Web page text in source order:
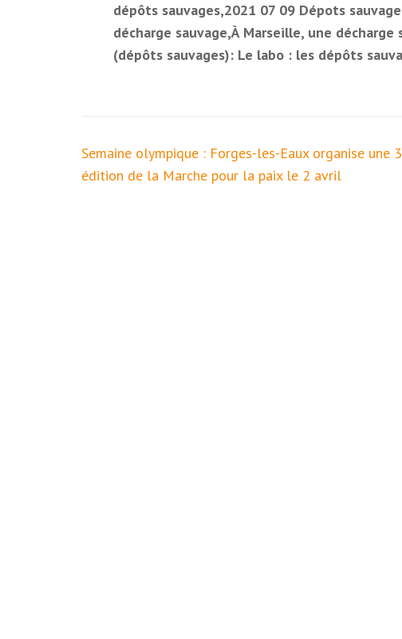
dépôts sauvages,2021 07 09 Dépots
décharge sauvage,À Marseille, une
(dépôts sauvages): Le labo : les dépôts
Navigation
de
Semaine olympique : Forges-les-Eaux organise une
édition de la Marche pour la paix le 2 avril